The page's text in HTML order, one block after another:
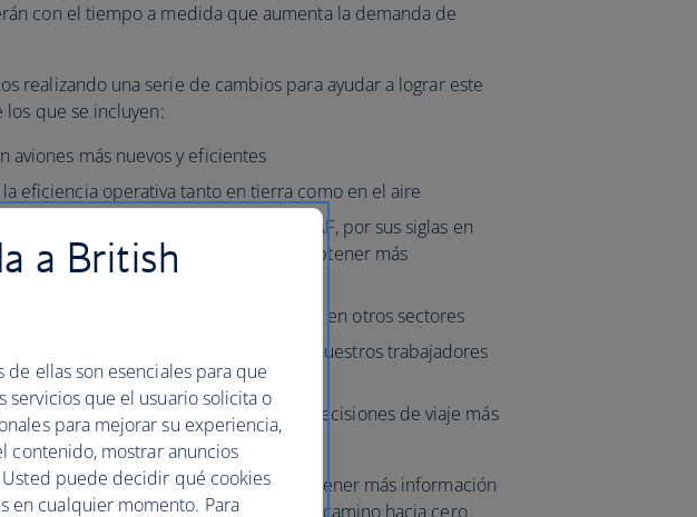
con el tiempo a medida que aumenta la demanda de
realizando una serie de cambios para ayudar a lograr este
los que se incluyen:
aviones más nuevos y eficientes
eficiencia operativa tanto en tierra como en el aire
combustible sostenible de aviación (SAF, por sus siglas en
la sección SAFmás abajo para obtener más
reducciones y eliminaciones de carbono en otros sectores
la concienciación y el compromiso de nuestros trabajadores
de sostenibilidad
a nuestros clientes para que tomen decisiones de viaje más
informe de BA Better World para obtener más información
que estamos realizando en nuestro camino hacia cero
a British
ellas son esenciales para que
que el usuario solicita o
para mejorar su experiencia,
contenido, mostrar anuncios
puede decidir qué cookies
en cualquier momento. Para